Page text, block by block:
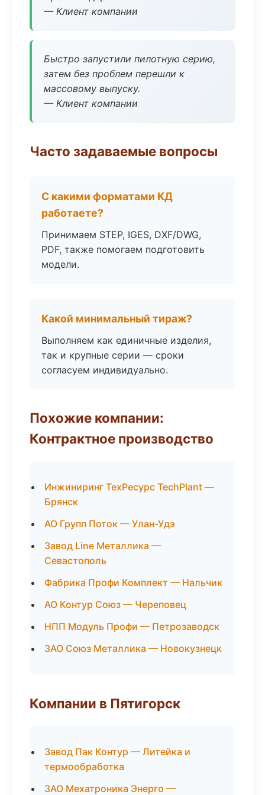
— Клиент компании
Быстро запустили пилотную серию,
затем без проблем перешли к
массовому выпуску.
— Клиент компании
Часто задаваемые вопросы
С какими форматами КД
работаете?
Принимаем STEP, IGES, DXF/DWG,
PDF, также помогаем подготовить
модели.
Какой минимальный тираж?
Выполняем как единичные изделия,
так и крупные серии — сроки
согласуем индивидуально.
Похожие компании:
Контрактное производство
Инжиниринг ТехРесурс TechPlant —
Брянск
АО Групп Поток — Улан-Удэ
Завод Line Металлика —
Севастополь
Фабрика Профи Комплект — Нальчик
АО Контур Союз — Череповец
НПП Модуль Профи — Петрозаводск
ЗАО Союз Металлика — Новокузнецк
Компании в Пятигорск
Завод Пак Контур — Литейка и
термообработка
ЗАО Мехатроника Энерго —